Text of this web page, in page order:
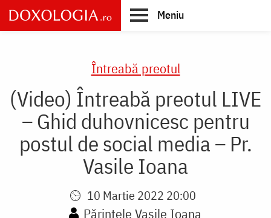
Skip
to
main
Meniu
Întreabă preotul
(Video) Întreabă preotul LIVE
– Ghid duhovnicesc pentru
postul de social media – Pr.
Vasile Ioana
10 Martie 2022 20:00
Părintele Vasile Ioana